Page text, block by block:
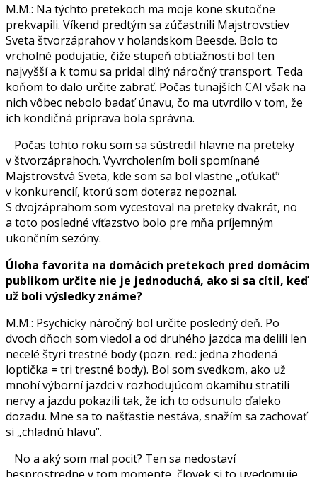
M.M.: Na týchto pretekoch ma moje kone skutočne
prekvapili. Víkend predtým sa zúčastnili Majstrovstiev
Sveta štvorzáprahov v holandskom Beesde. Bolo to
vrcholné podujatie, čiže stupeň obtiažnosti bol ten
najvyšší a k tomu sa pridal dlhý náročný transport. Teda
koňom to dalo určite zabrať. Počas tunajších CAI však na
nich vôbec nebolo badať únavu, čo ma utvrdilo v tom, že
ich kondičná príprava bola správna.
Počas tohto roku som sa sústredil hlavne na preteky
v štvorzáprahoch. Vyvrcholením boli spomínané
Majstrovstvá Sveta, kde som sa bol vlastne „oťukať“
v konkurencií, ktorú som doteraz nepoznal.
S dvojzáprahom som vycestoval na preteky dvakrát, no
a toto posledné víťazstvo bolo pre mňa príjemným
ukončním sezóny.
Úloha favorita na domácich pretekoch pred domácim
publikom určite nie je jednoduchá, ako si sa cítil, keď
už boli výsledky známe?
M.M.: Psychicky náročný bol určite posledný deň. Po
dvoch dňoch som viedol a od druhého jazdca ma delili len
necelé štyri trestné body (pozn. red.: jedna zhodená
loptička = tri trestné body). Bol som svedkom, ako už
mnohí výborní jazdci v rozhodujúcom okamihu stratili
nervy a jazdu pokazili tak, že ich to odsunulo ďaleko
dozadu. Mne sa to našťastie nestáva, snažím sa zachovať
si „chladnú hlavu“.
No a aký som mal pocit? Ten sa nedostaví